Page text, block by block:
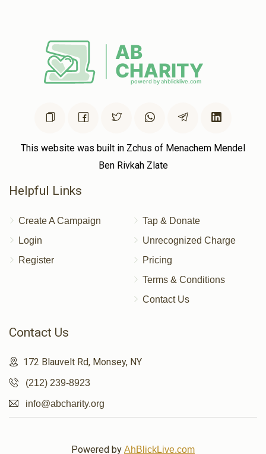
וועלוועלע איז א צדיק. וועלוועלע איז אלץ דא פאר אהבת חברים.
וועלוועלע האט עס בייפאר
This website was built in Zchus of Menachem Mendel
Ben Rivkah Zlate
Helpful Links
Create A Campaign
Login
Register
Tap & Donate
Unrecognized Charge
Pricing
Terms & Conditions
Contact Us
Contact Us
172 Blauvelt Rd, Monsey, NY
(212) 239-8923
info@abcharity.org
Powered by AhBlickLive.com